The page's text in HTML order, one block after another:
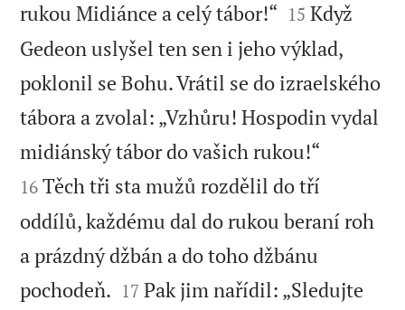
rukou Midiánce a celý tábor!“ 

15 Když
Gedeon uslyšel ten sen i jeho výklad,
poklonil se Bohu. Vrátil se do izraelského
tábora a zvolal: „Vzhůru! Hospodin vydal
midiánský tábor do vašich rukou!“
16 Těch tři sta mužů rozdělil do tří
oddílů, každému dal do rukou beraní roh
a prázdný džbán a do toho džbánu
pochodeň. 

17 Pak jim nařídil: „Sledujte